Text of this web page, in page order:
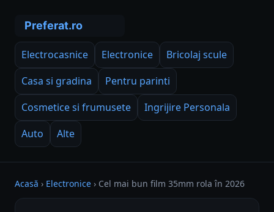
Electrocasnice Electronice
Bricolaj scule
Casa si gradina
Pentru parinti
Cosmetice si frumusete
Ingrijire Personala
Auto
Alte
Acasă › Electronice › Cel mai bun film 35mm rola în 2026